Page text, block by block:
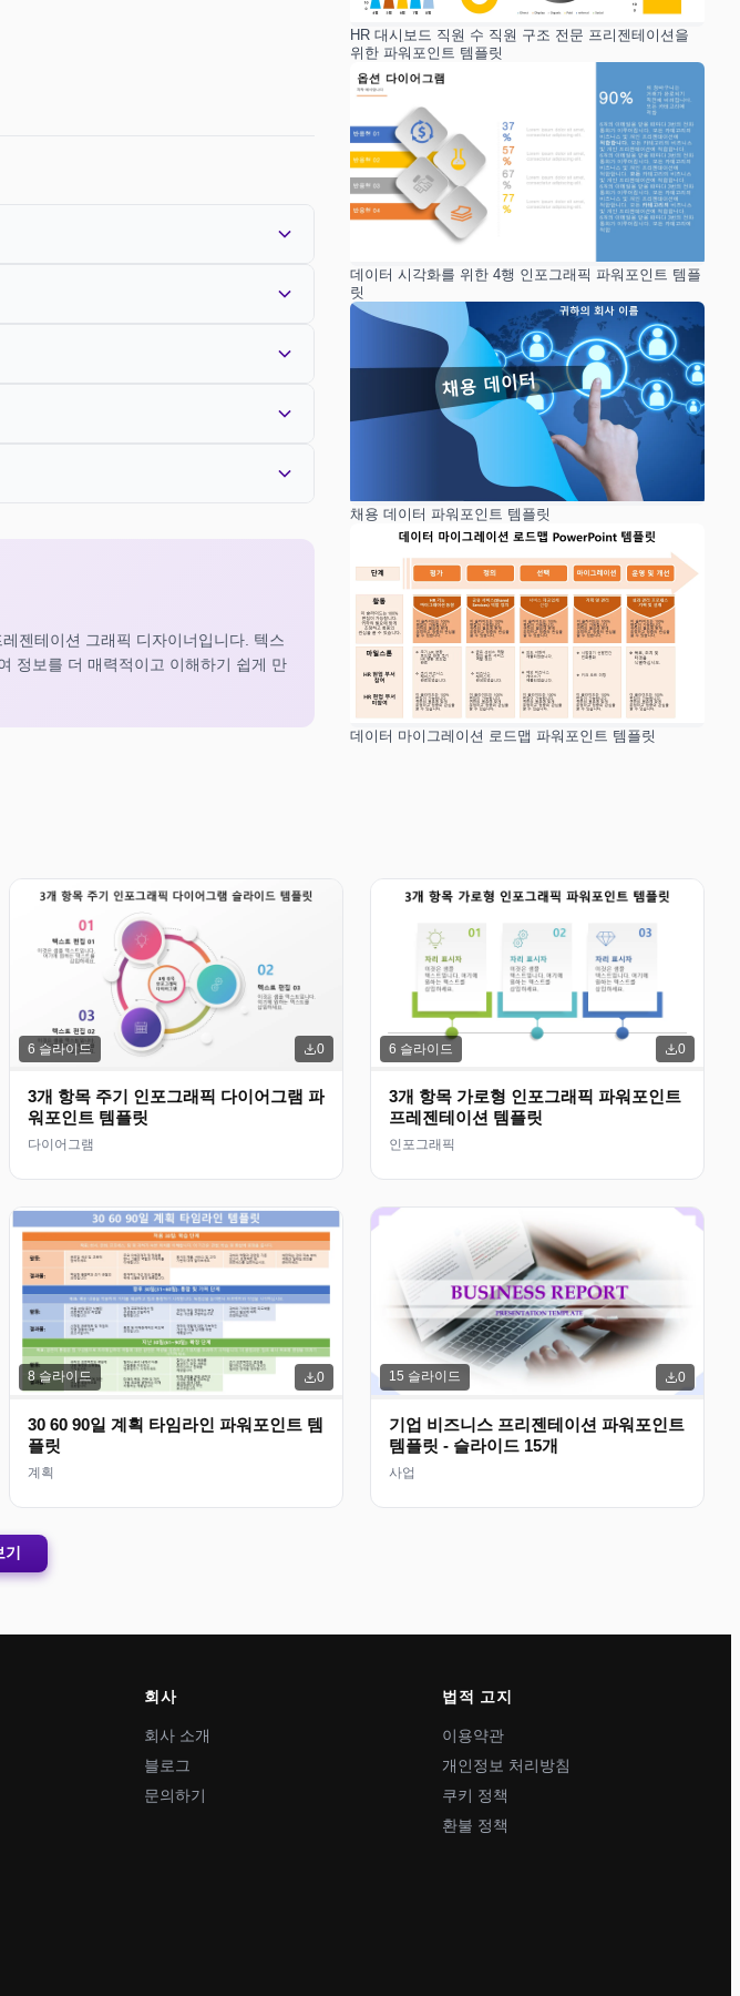
젠테이션 그래픽 디자이너입니다. 텍스
정보를 더 매력적이고 이해하기 쉽게 만
HR 대시보드 직원 수 직원 구조 전문 프리젠테이션을
위한 파워포인트 템플릿
데이터 시각화를 위한 4행 인포그래픽 파워포인트 템플
릿
채용 데이터 파워포인트 템플릿
데이터 마이그레이션 로드맵 파워포인트 템플릿
6 슬라이드 0
3개 항목 주기 인포그래픽 다이어그램 파
워포인트 템플릿
다이어그램
6 슬라이드 0
3개 항목 가로형 인포그래픽 파워포인트
프레젠테이션 템플릿
인포그래픽
8 슬라이드 0
30 60 90일 계획 타임라인 파워포인트 템
플릿
계획
15 슬라이드 0
기업 비즈니스 프리젠테이션 파워포인트
템플릿 - 슬라이드 15개
사업
기
회사
회사 소개
블로그
문의하기
법적 고지
이용약관
개인정보 처리방침
쿠키 정책
환불 정책